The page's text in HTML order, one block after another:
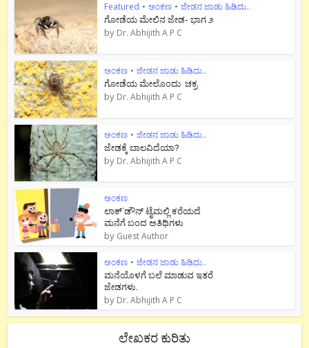
Featured • ಅಂಕಣ • ಜೇಡನ ಜಾಡು ಹಿಡಿದು..
ಗೋಡೆಯ ಮೇಲಿನ ಜೇಡ- ಭಾಗ ೨
by Dr. Abhijith A P C
ಅಂಕಣ • ಜೇಡನ ಜಾಡು ಹಿಡಿದು..
ಗೋಡೆಯ ಮೇಲೊಂದು ಚಕ್ರ
by Dr. Abhijith A P C
ಅಂಕಣ • ಜೇಡನ ಜಾಡು ಹಿಡಿದು..
ಜೇಡಕ್ಕೆ ಬಾಲವಿದೆಯಾ?
by Dr. Abhijith A P C
ಅಂಕಣ
ಲಾಕ್`ಡೌನ್ ಟೈಮಲ್ಲಿ ಕರೆಯದೆ
ಮನೆಗೆ ಬಂದ ಅತಿಥಿಗಳು
by Guest Author
ಅಂಕಣ • ಜೇಡನ ಜಾಡು ಹಿಡಿದು..
ಮನೆಯೊಳಗೆ ಬಲೆ ಮಾಡುವ ಇತರೆ
ಜೇಡಗಳು.
by Dr. Abhijith A P C
ಲೇಖಕರ ಕುರಿತು